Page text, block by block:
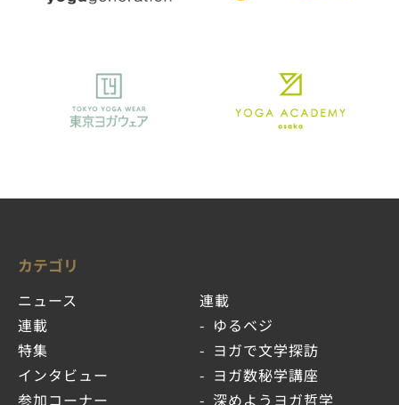
カテゴリ
ニュース
連載
特集
インタビュー
参加コーナー
連載
ゆるベジ
ヨガで文学探訪
ヨガ数秘学講座
深めようヨガ哲学